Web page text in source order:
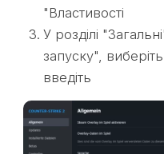
"Властивості
У розділі
запуску",
введіть